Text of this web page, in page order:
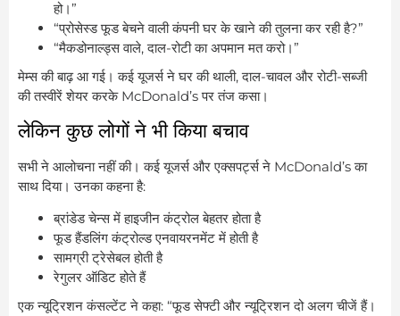
हो।”
“प्रोसेस्ड फूड बेचने वाली कंपनी घर के खाने की तुलना कर रही है?”
“मैकडोनाल्ड्स वाले, दाल-रोटी का अपमान मत करो।”
मेम्स की बाढ़ आ गई। कई यूजर्स ने घर की थाली, दाल-चावल और रोटी-सब्जी
की तस्वीरें शेयर करके McDonald’s पर तंज कसा।
लेकिन कुछ लोगों ने भी किया बचाव
सभी ने आलोचना नहीं की। कई यूजर्स और एक्सपर्ट्स ने McDonald’s का
साथ दिया। उनका कहना है:
ब्रांडेड चेन्स में हाइजीन कंट्रोल बेहतर होता है
फूड हैंडलिंग कंट्रोल्ड एनवायरनमेंट में होती है
सामग्री ट्रेसेबल होती है
रेगुलर ऑडिट होते हैं
एक न्यूट्रिशन कंसल्टेंट ने कहा: “फूड सेफ्टी और न्यूट्रिशन दो अलग चीजें हैं।